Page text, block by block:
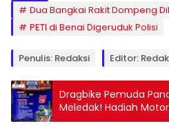
Dua Bangkai Rakit Dompeng
PETI di Benai Digeruduk Polisi
Penulis: Redaksi Editor:
Dragbike Pemuda
Meledak! Hadiah
Pembalap Regional